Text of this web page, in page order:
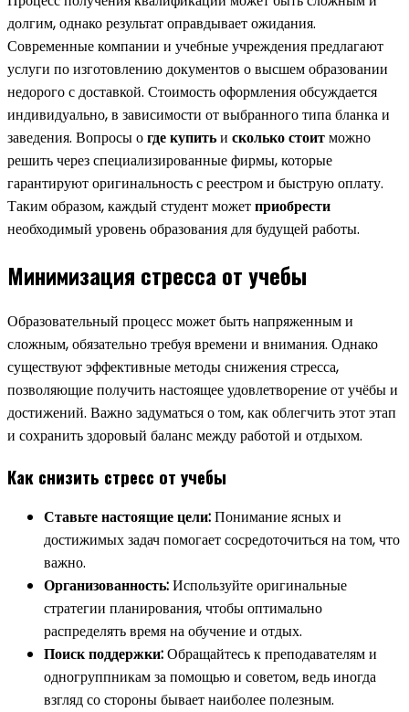
долгим, однако результат оправдывает ожидания.
Современные компании и учебные учреждения предлагают
услуги по изготовлению документов о высшем образовании
недорого с доставкой. Стоимость оформления обсуждается
индивидуально, в зависимости от выбранного типа бланка и
заведения. Вопросы огде купитьи сколько стоитможно
решить через специализированные фирмы, которые
гарантируют оригинальность с реестром и быструю оплату.
Таким образом, каждый студент можетприобрести
необходимый уровень образования для будущей работы.
Минимизация стресса от учебы
Образовательный процесс может быть напряженным и
сложным, обязательно требуя времени и внимания. Однако
существуют эффективные методы снижения стресса,
позволяющие получить настоящее удовлетворение от учёбы и
достижений. Важно задуматься о том, как облегчить этот этап
и сохранить здоровый баланс между работой и отдыхом.
Как снизить стресс от учебы
Ставьте настоящие цели:Понимание ясных и
достижимых задач помогает сосредоточиться на том, что
важно.
Организованность:Используйте оригинальные
стратегии планирования, чтобы оптимально
распределять время на обучение и отдых.
Поиск поддержки:Обращайтесь к преподавателям и
одногруппникам за помощью и советом, ведь иногда
взгляд со стороны бывает наиболее полезным.